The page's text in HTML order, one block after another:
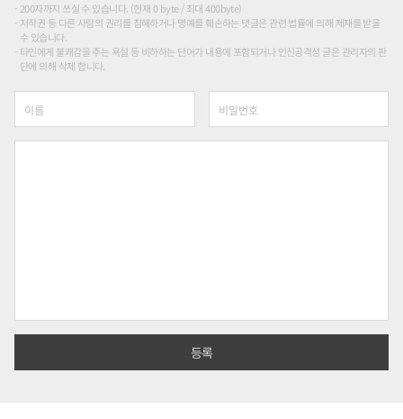
200자까지 쓰실 수 있습니다. (현재 0 byte / 최대 400byte)
저작권 등 다른 사람의 권리를 침해하거나 명예를 훼손하는 댓글은 관련 법률에 의해 제재를 받을
수 있습니다.
타인에게 불쾌감을 주는 욕설 등 비하하는 단어가 내용에 포함되거나 인신공격성 글은 관리자의 판
단에 의해 삭제 합니다.